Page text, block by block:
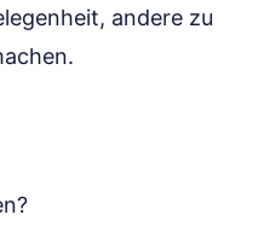
andere zu